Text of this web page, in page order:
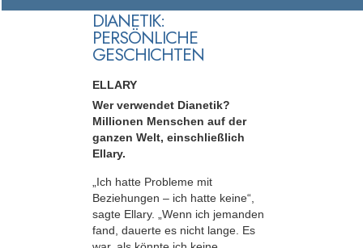
DIANETIK:
PERSÖNLICHE
GESCHICHTEN
ELLARY
Wer verwendet Dianetik?
Millionen Menschen auf der
ganzen Welt, einschließlich
Ellary.
„Ich hatte Probleme mit
Beziehungen – ich hatte keine“,
sagte Ellary. „Wenn ich jemanden
fand, dauerte es nicht lange. Es